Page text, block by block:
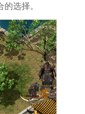
选择。